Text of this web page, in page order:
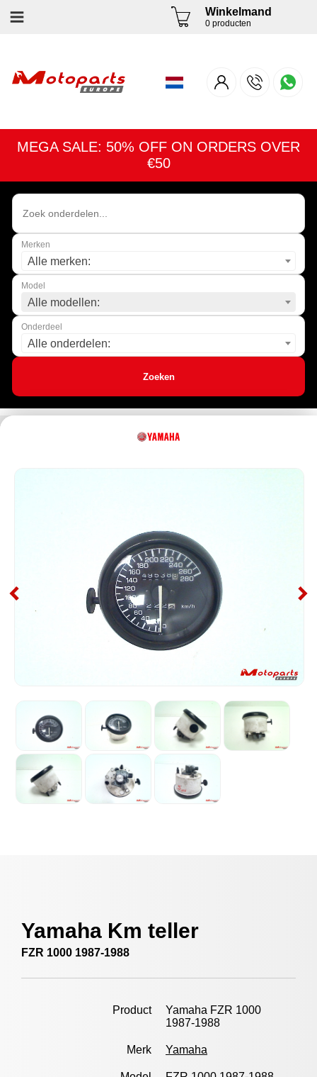
Winkelmand
0 producten
MEGA SALE: 50% OFF ON ORDERS OVER
€50
Merken
Alle merken:
Model
Alle modellen:
Onderdeel
Alle onderdelen:
Zoeken
Yamaha Km teller
FZR 1000 1987-1988
Product
Yamaha FZR 1000
1987-1988
Merk Yamaha